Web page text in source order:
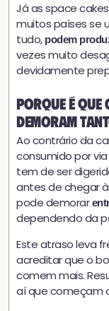
Já as space
muitos países se
tudo, podem
vezes muito
devidamente
Porque é que
demoram
Ao contrário da
consumido por
tem de ser
antes de chegar
pode demorar
dependendo da
Este atraso leva
acreditar que o
comem mais.
aí que começam